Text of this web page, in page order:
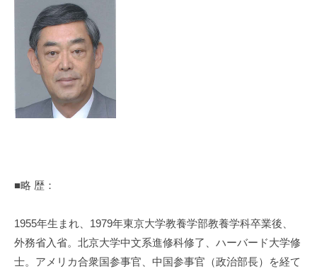
■略 歴：
1955年生まれ、1979年東京大学教養学部教養学科卒業後、
外務省入省。北京大学中文系進修科修了、ハーバード大学修
士。アメリカ合衆国参事官、中国参事官（政治部長）を経て